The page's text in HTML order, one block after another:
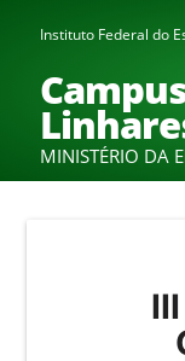
Instituto Federal do
MINISTÉRIO DA